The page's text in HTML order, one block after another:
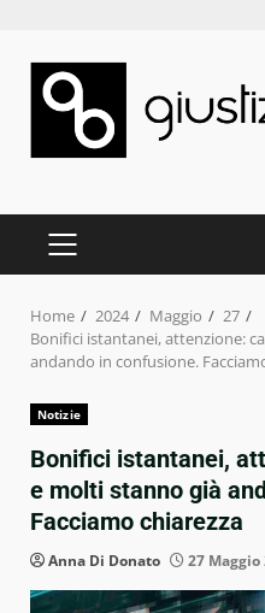
content
PRIMARY
Home 2024 Maggio
27
Bonifici istantanei, attenzione:
andando in confusione.
Notizie
Bonifici istantanei,
e molti stanno già
Facciamo chiarezza
Anna Di Donato 27 Maggio